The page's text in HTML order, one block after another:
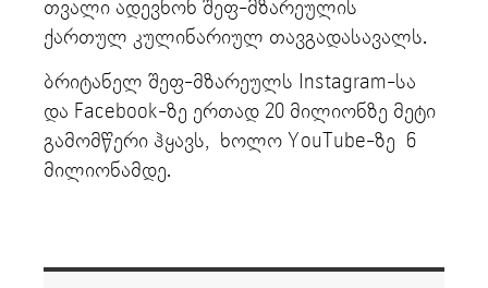
თვალი ადევნონ შეფ-მზარეულის
ქართულ კულინარიულ თავგადასავალს.
ბრიტანელ შეფ-მზარეულს Instagram-სა
და Facebook-ზე ერთად 20 მილიონზე მეტი
გამომწერი ჰყავს, ხოლო YouTube-ზე 6
მილიონამდე.